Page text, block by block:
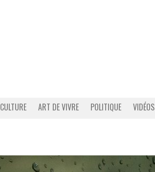
CULTURE ART DE VIVRE POLITIQUE VIDÉOS